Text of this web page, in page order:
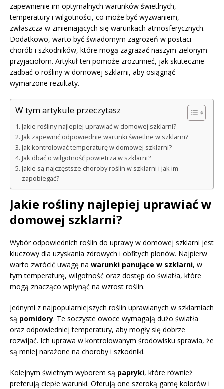
zapewnienie im optymalnych warunków świetlnych,
temperatury i wilgotności, co może być wyzwaniem,
zwłaszcza w zmieniających się warunkach atmosferycznych.
Dodatkowo, warto być świadomym zagrożeń w postaci
chorób i szkodników, które mogą zagrażać naszym zielonym
przyjaciołom. Artykuł ten pomoże zrozumieć, jak skutecznie
zadbać o rośliny w domowej szklarni, aby osiągnąć
wymarzone rezultaty.
W tym artykule przeczytasz
Jakie rośliny najlepiej uprawiać w domowej szklarni?
Jak zapewnić odpowiednie warunki świetlne w szklarni?
Jak kontrolować temperaturę w domowej szklarni?
Jak dbać o wilgotność powietrza w szklarni?
Jakie są najczęstsze choroby roślin w szklarni i jak im
zapobiegać?
Jakie rośliny najlepiej uprawiać w
domowej szklarni?
Wybór odpowiednich roślin do uprawy w domowej szklarni jest
kluczowy dla uzyskania zdrowych i obfitych plonów. Najpierw
warto zwrócić uwagę na warunki panujące w szklarni, w
tym temperaturę, wilgotność oraz dostęp do światła, które
mogą znacząco wpłynąć na wzrost roślin.
Jednymi z najpopularniejszych roślin uprawianych w szklarniach
są pomidory. Te soczyste owoce wymagają dużo światła
oraz odpowiedniej temperatury, aby mogły się dobrze
rozwijać. Ich uprawa w kontrolowanym środowisku sprawia, że
są mniej narażone na choroby i szkodniki.
Kolejnym świetnym wyborem są papryki, które również
preferują ciepłe warunki. Oferują one szeroką gamę kolorów i